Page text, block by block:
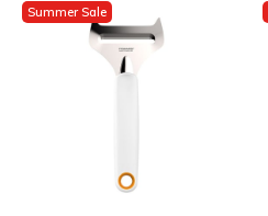
Summer Sale